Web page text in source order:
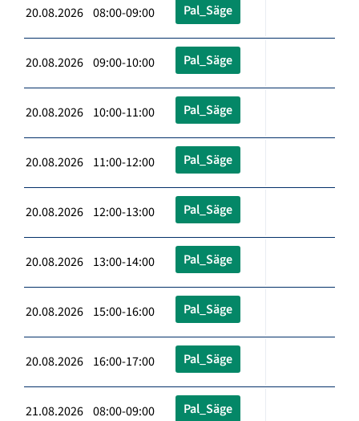
20.08.2026 08:00-09:00 Pal_Säge
20.08.2026 09:00-10:00 Pal_Säge
20.08.2026 10:00-11:00 Pal_Säge
20.08.2026 11:00-12:00 Pal_Säge
20.08.2026 12:00-13:00 Pal_Säge
20.08.2026 13:00-14:00 Pal_Säge
20.08.2026 15:00-16:00 Pal_Säge
20.08.2026 16:00-17:00 Pal_Säge
21.08.2026 08:00-09:00 Pal_Säge